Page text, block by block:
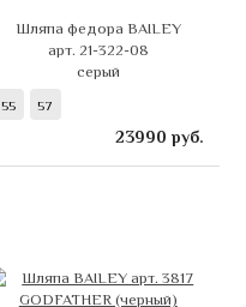
Шляпа федора BAILEY
арт. 21-322-08
серый
55 57
23990 руб.